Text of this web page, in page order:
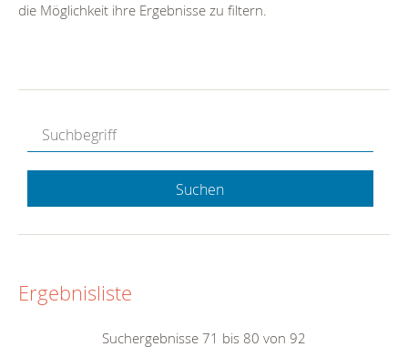
die Möglichkeit ihre Ergebnisse zu filtern.
Suchen
Ergebnisliste
Suchergebnisse 71 bis 80 von 92